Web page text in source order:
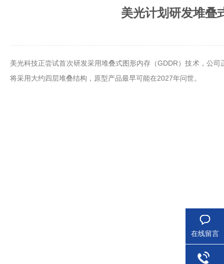
美光计划研发堆叠
美光科技正尝试首次研发采用堆叠式图形内存（GDDR）技术，公
将采用大约四层堆叠结构，原型产品最早可能在2027年问世。
在线留言